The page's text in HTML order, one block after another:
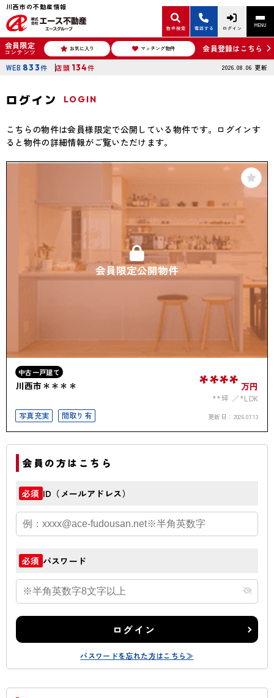
川西市の不動産情報
物件検索 電話する ログイン MENU
会員限定
コンテンツ お気に入り マッチング物件 会員登録はこちら
WEB 833件 店頭 134件 2026.08.06 更新
ログイン LOGIN
こちらの物件は会員様限定で公開している物件です。ログインす
ると物件の詳細情報がご覧いただけます。
会員限定公開物件
中古一戸建て
川西市＊＊＊＊ **** 万円
**坪
*LDK
写真充実
間取り有 更新日： 2026.07.13
会員の方はこちら
必須 ID（メールアドレス）
必須 パスワード
ログイン
パスワードを忘れた方はこちら≫